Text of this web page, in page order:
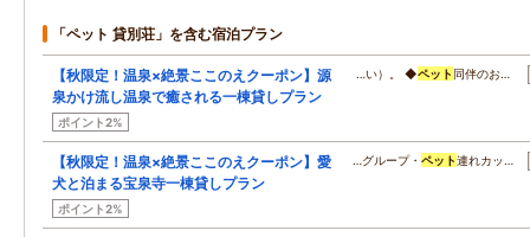
「ペット 貸別荘」を含む宿泊プラン
【秋限定！温泉×絶景ここのえクーポン】源
泉かけ流し温泉で癒される一棟貸しプラン
ポイント2%
…い）。 ◆ペット 同伴のお…
【秋限定！温泉×絶景ここのえクーポン】愛
犬と泊まる宝泉寺一棟貸しプラン
ポイント2%
…グループ・ ペット連れカッ…